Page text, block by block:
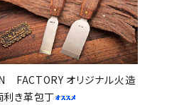
FACTORY オリジナル火造
利き革包丁